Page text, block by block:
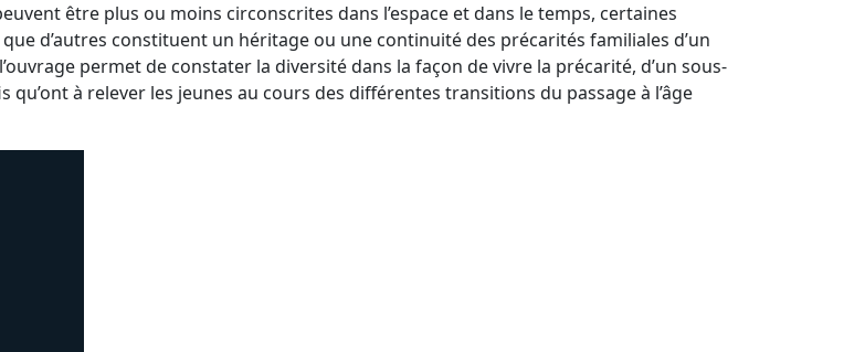
être plus ou moins circonscrites dans l’espace et dans le temps, certaines
d’autres constituent un héritage ou une continuité des précarités familiales d’un
permet de constater la diversité dans la façon de vivre la précarité, d’un sous-
à relever les jeunes au cours des différentes transitions du passage à l’âge